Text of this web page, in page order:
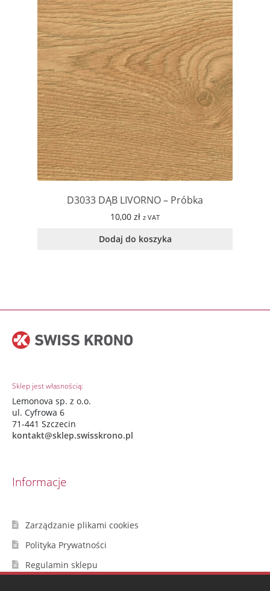
D3033 DĄB LIVORNO – Próbka
10,00 zł z VAT
Dodaj do koszyka
Sklep jest własnością:
Lemonova sp. z o.o.
ul. Cyfrowa 6
71-441 Szczecin
kontakt@sklep.swisskrono.pl
Informacje
Zarządzanie plikami cookies
Polityka Prywatności
Regulamin sklepu